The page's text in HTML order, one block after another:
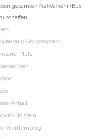
gesamten NahVerkehr (Bus,
schaffen.
Vorpommern
Pfalz
Anhalt
Holstein
Württemberg